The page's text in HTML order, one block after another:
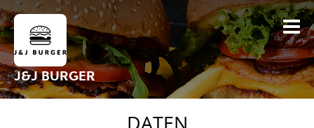
J&J BURGER